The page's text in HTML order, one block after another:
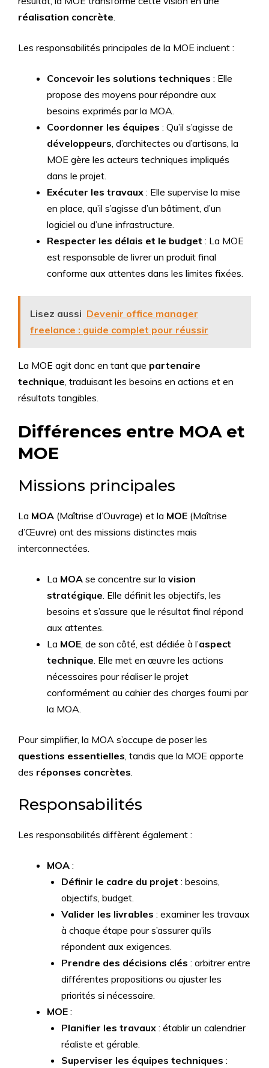
réalisation concrète.
Les responsabilités principales de la MOE incluent :
Concevoir les solutions techniques : Elle
propose des moyens pour répondre aux
besoins exprimés par la MOA.
Coordonner les équipes : Qu’il s’agisse de
développeurs, d’architectes ou d’artisans, la
MOE gère les acteurs techniques impliqués
dans le projet.
Exécuter les travaux : Elle supervise la mise
en place, qu’il s’agisse d’un bâtiment, d’un
logiciel ou d’une infrastructure.
Respecter les délais et le budget : La MOE
est responsable de livrer un produit final
conforme aux attentes dans les limites fixées.
Lisez aussi Devenir office manager
freelance : guide complet pour réussir
La MOE agit donc en tant que partenaire
technique, traduisant les besoins en actions et en
résultats tangibles.
Différences entre MOA et
MOE
Missions principales
La MOA (Maîtrise d’Ouvrage) et la MOE (Maîtrise
d’Œuvre) ont des missions distinctes mais
interconnectées.
La MOA se concentre sur la vision
stratégique. Elle définit les objectifs, les
besoins et s’assure que le résultat final répond
aux attentes.
La MOE, de son côté, est dédiée à l’aspect
technique. Elle met en œuvre les actions
nécessaires pour réaliser le projet
conformément au cahier des charges fourni par
la MOA.
Pour simplifier, la MOA s’occupe de poser les
questions essentielles, tandis que la MOE apporte
des réponses concrètes.
Responsabilités
Les responsabilités diffèrent également :
MOA :
Définir le cadre du projet : besoins,
objectifs, budget.
Valider les livrables : examiner les travaux
à chaque étape pour s’assurer qu’ils
répondent aux exigences.
Prendre des décisions clés : arbitrer entre
différentes propositions ou ajuster les
priorités si nécessaire.
MOE :
Planifier les travaux : établir un calendrier
réaliste et gérable.
Superviser les équipes techniques :